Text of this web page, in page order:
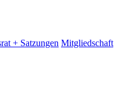
+ Satzungen Mitgliedschaft